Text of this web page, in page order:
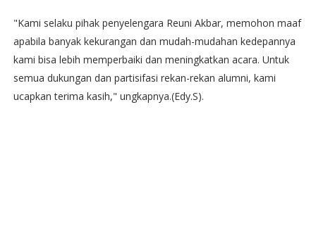
"Kami selaku pihak penyelengara Reuni Akbar, memohon maaf
apabila banyak kekurangan dan mudah-mudahan kedepannya
kami bisa lebih memperbaiki dan meningkatkan acara. Untuk
semua dukungan dan partisifasi rekan-rekan alumni, kami
ucapkan terima kasih," ungkapnya.(Edy.S).